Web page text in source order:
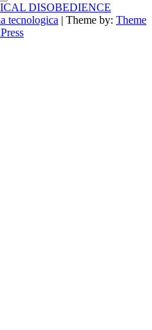
DISOBEDIENCE
tecnologica | Theme by: Theme